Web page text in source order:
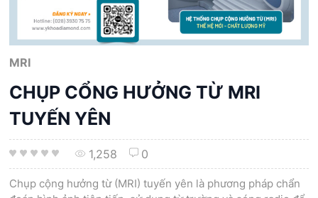
MRI
CHỤP CỔNG HƯỞNG TỪ MRI
TUYẾN YÊN
1,258 0
Chụp cộng hưởng từ (MRI) tuyến yên là phương pháp chẩn